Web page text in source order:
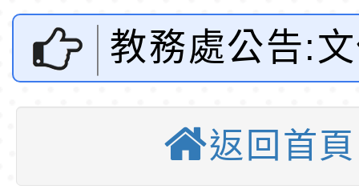
「115年食農教育專
訓練課程」，歡迎已
育專業人員資格者報
錄取公告-桃園市桃
民小學115學年度「
理人員」甄選
東門國小115學年度
梯特教代課教師甄選
公告(尚有缺額)
錄取公告-桃園市桃
民小學115學年度「
東門國小115學年度
教務處公告:
廣「第47次
讀物選介」
返回首頁